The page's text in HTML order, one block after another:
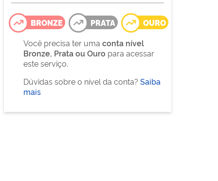
BRONZE PRATA
OURO
Você precisa ter uma conta nível
Bronze, Prata ou Ouro para acessar
este serviço.
Dúvidas sobre o nível da conta? Saiba
mais